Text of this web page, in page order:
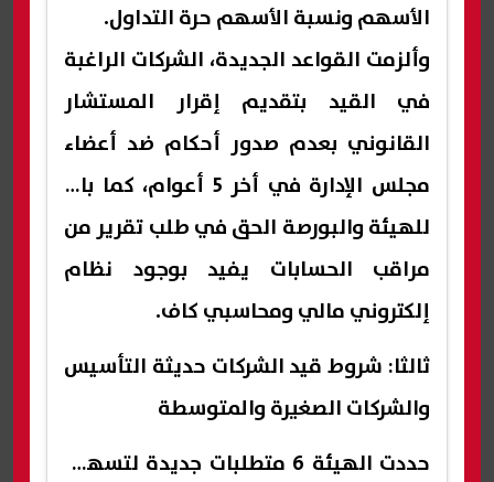
الأسهم ونسبة الأسهم حرة التداول.
وألزمت القواعد الجديدة، الشركات الراغبة
في القيد بتقديم إقرار المستشار
القانوني بعدم صدور أحكام ضد أعضاء
مجلس الإدارة في أخر 5 أعوام، كما بات
للهيئة والبورصة الحق في طلب تقرير من
مراقب الحسابات يفيد بوجود نظام
إلكتروني مالي ومحاسبي كاف.
ثالثا: شروط قيد الشركات حديثة التأسيس
والشركات الصغيرة والمتوسطة
حددت الهيئة 6 متطلبات جديدة لتسهيل